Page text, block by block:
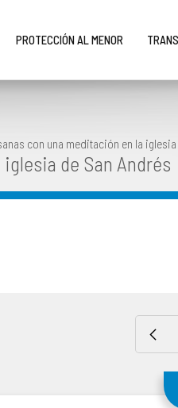
PROTECCIÓN AL MENOR
con una meditación en la
de San Andrés